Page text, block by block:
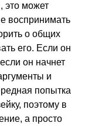
это может
воспринимать
о общих
его. Если он
он начнет
и
попытка
поэтому в
а просто